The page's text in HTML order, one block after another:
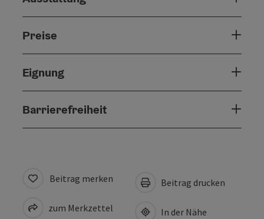
Preise
Eignung
Barrierefreiheit
Beitrag merken
zum Merkzettel
Beitrag drucken
In der Nähe